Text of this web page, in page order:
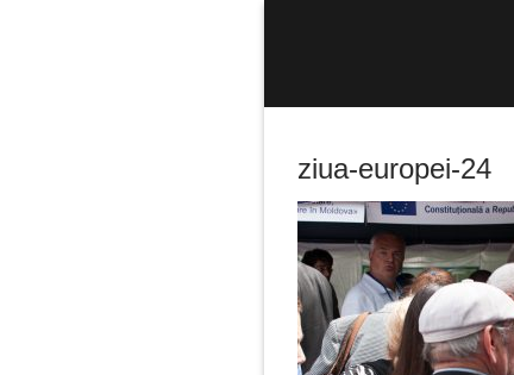
Caută
după:
ziua-europei-24